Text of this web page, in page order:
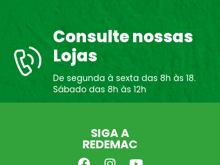
Consulte nossas
Lojas
De segunda à sexta das 8h às 18.
Sábado das 8h às 12h
SIGA A
REDEMAC